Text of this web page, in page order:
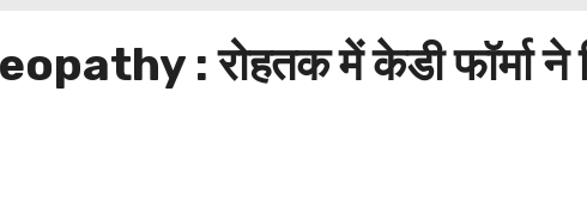
: रोहतक में केडी फॉर्मा ने